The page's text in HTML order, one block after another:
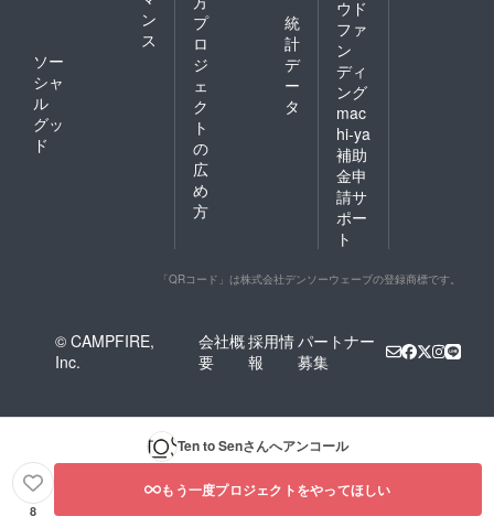
どの外
的刺激
から髪
い続け
ること
髪が続
nicoriメ
ラン
ジュ×
シャイ
ン
ス
ソー
シャ
ル
グッ
ド
プ
ロ
ジ
ェ
ク
ト
の
広
め
方
統
計
デ
ー
タ
ウド
ファ
ン
ディ
ング
mac
hi-ya
補助
金申
請サ
ポー
ト
「QRコード」は株式会社デンソーウェーブの登録商標です。
© CAMPFIRE,
Inc.
会社概
要
採用情
報
パートナー
募集
Ten to Senさんへアンコール
8
もう一度プロジェクトをやってほしい